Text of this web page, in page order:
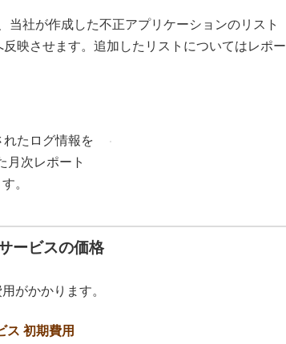
社が作成した不正アプリケーションのリスト
映させます。追加したリストについてはレポー
たログ情報を
月次レポート
。
ービスの価格
がかかります。
ス 初期費用